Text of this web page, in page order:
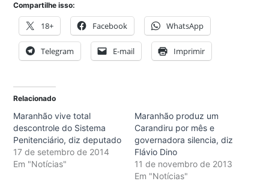
Compartilhe isso:
18+ Facebook WhatsApp
Telegram E-mail Imprimir
Relacionado
Maranhão vive total
descontrole do Sistema
Penitenciário, diz deputado
17 de setembro de 2014
Em "Notícias"
Maranhão produz um
Carandiru por mês e
governadora silencia, diz
Flávio Dino
11 de novembro de 2013
Em "Notícias"